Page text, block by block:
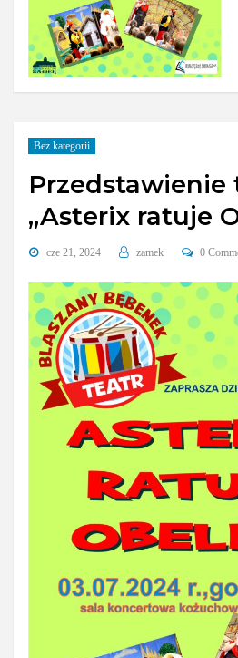
Bez kategorii
Przedstawienie
„Asterix ratuje
cze 21, 2024 zamek 0